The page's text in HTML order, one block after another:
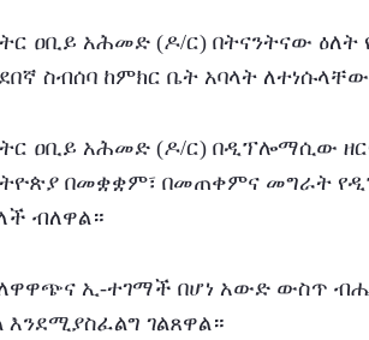
ዐቢይ አሕመድ (ዶ/ር) በትናንትናው
ስብሰባ ከምክር ቤት አባላት
ዐቢይ አሕመድ (ዶ/ር) በዲፕሎማሲው
በመቋቋም፣ በመጠቀምና መግራት
ብለዋል።
ኢ-ተገማች በሆነ አውድ ውስጥ
እንደሚያስፈልግ ገልጸዋል።